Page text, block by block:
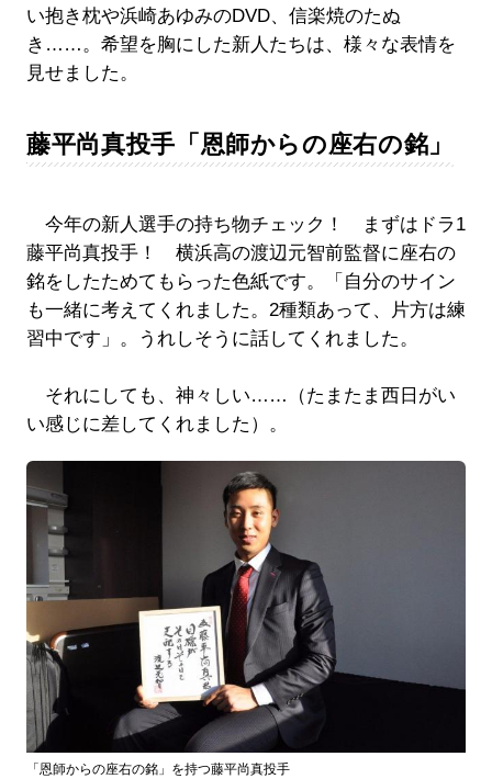
い抱き枕や浜崎あゆみのDVD、信楽焼のたぬ
き……。希望を胸にした新人たちは、様々な表情を
見せました。
藤平尚真投手「恩師からの座右の銘」
今年の新人選手の持ち物チェック！ まずはドラ1
藤平尚真投手！ 横浜高の渡辺元智前監督に座右の
銘をしたためてもらった色紙です。「自分のサイン
も一緒に考えてくれました。2種類あって、片方は練
習中です」。うれしそうに話してくれました。
それにしても、神々しい……（たまたま西日がい
い感じに差してくれました）。
「恩師からの座右の銘」を持つ藤平尚真投手